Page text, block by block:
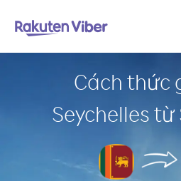
Cách thức
Seychelles